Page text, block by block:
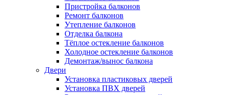
Пристройка балконов
Ремонт балконов
Утепление балконов
Отделка балкона
Тёплое остекление балконов
Холодное остекление балконов
Демонтаж/вынос балкона
Двери
Установка пластиковых дверей
Установка ПВХ дверей